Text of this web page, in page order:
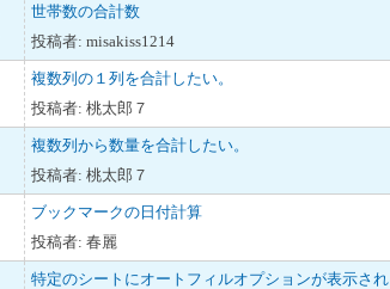
世帯数の合計数
投稿者: misakiss1214
複数列の１列を合計したい。
投稿者: 桃太郎７
複数列から数量を合計したい。
投稿者: 桃太郎７
ブックマークの日付計算
投稿者: 春麗
特定のシートにオートフィルオプションが表示され